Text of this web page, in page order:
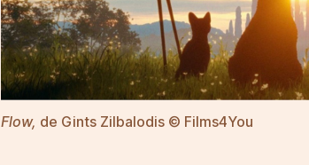
Flow, de Gints Zilbalodis © Films4You